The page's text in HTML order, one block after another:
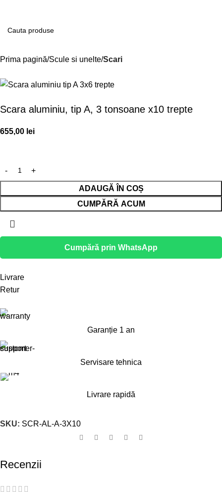
Prima pagină Scule si unelte Scari
Scara aluminiu, tip A, 3 tonsoane x10 trepte
655,00 lei
ADAUGĂ ÎN COȘ
CUMPĂRĂ ACUM
Cumpără prin WhatsApp
Livrare
Retur
Garanție 1 an
Servisare tehnica
Livrare rapidă
SKU: SCR-AL-A-3X10
Recenzii